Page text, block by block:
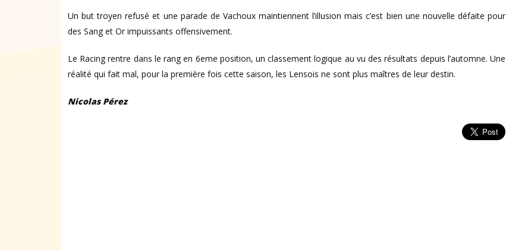
Un but troyen refusé et une parade de Vachoux maintiennent l’illusion mais c’est bien une nouvelle défaite pour
des Sang et Or impuissants offensivement.
Le Racing rentre dans le rang en 6eme position, un classement logique au vu des résultats depuis l’automne. Une
réalité qui fait mal, pour la première fois cette saison, les Lensois ne sont plus maîtres de leur destin.
Nicolas Pérez